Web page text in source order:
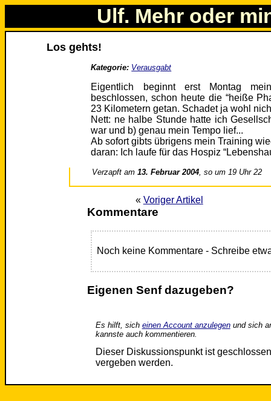
Ulf. Mehr oder
Los gehts!
Kategorie: Verausgabt
Eigentlich beginnt erst Montag
beschlossen, schon heute die “heiße
23 Kilometern getan. Schadet ja wohl
Nett: ne halbe Stunde hatte ich
war und b) genau mein Tempo lief...
Ab sofort gibts übrigens mein Training
daran: Ich laufe für das Hospiz
Verzapft am13. Februar 2004, so um 19 Uhr 22
« Voriger Artikel
Kommentare
Noch keine Kommentare - Schreibe
Eigenen Senf dazugeben?
Es hilft, sich einen Account anzulegenund sich
kannste auch kommentieren.
Dieser Diskussionspunkt ist
vergeben werden.